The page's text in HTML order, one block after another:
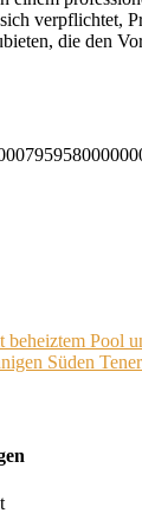
verpflichtet,
die den